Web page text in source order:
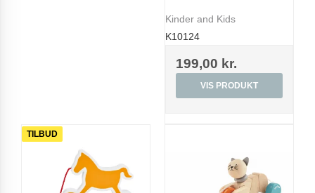
Kinder and Kids
K10124
199,00 kr.
VIS PRODUKT
TILBUD